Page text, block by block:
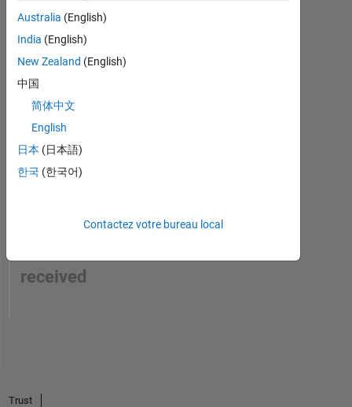
received
Australia (English)
India (English)
New Zealand (English)
中国
简体中文
English
日本 (日本語)
한국 (한국어)
Contactez votre bureau local
Trust